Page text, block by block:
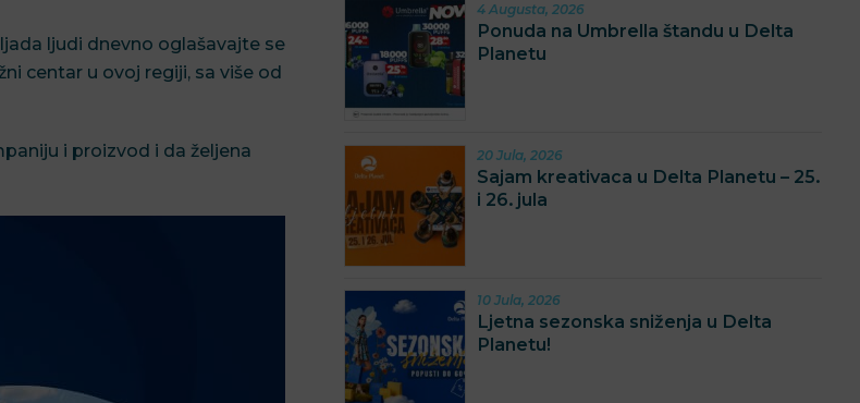
ljudi dnevno oglašavajte se
centar u ovoj regiji, sa više od
i proizvod i da željena
4 Augusta, 2026
Ponuda na Umbrella štandu u Delta
Planetu
20 Jula, 2026
Sajam kreativaca u Delta Planetu – 25.
i 26. jula
10 Jula, 2026
Ljetna sezonska sniženja u Delta
Planetu!